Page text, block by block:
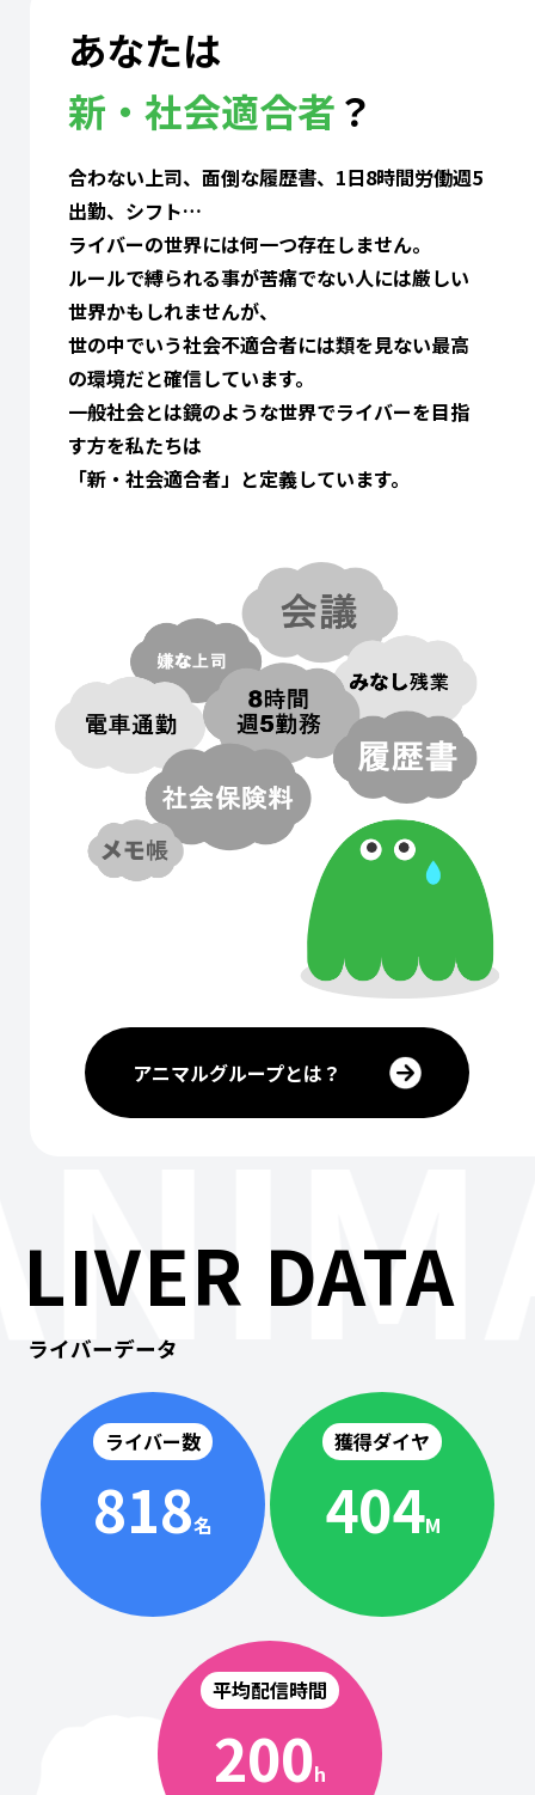
あなたは
新・社会適合者？
合わない上司、面倒な履歴書、1日8時間労働週5
出勤、シフト…
ライバーの世界には何一つ存在しません。
ルールで縛られる事が苦痛でない人には厳しい
世界かもしれませんが、
世の中でいう社会不適合者には類を見ない最高
の環境だと確信しています。
一般社会とは鏡のような世界でライバーを目指
す方を私たちは
「新・社会適合者」と定義しています。
アニマルグループとは？
LIVER DATA
ライバーデータ
ライバー数
818名
獲得ダイヤ
404M
平均配信時間
200h